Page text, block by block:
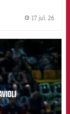
17 jul. 26